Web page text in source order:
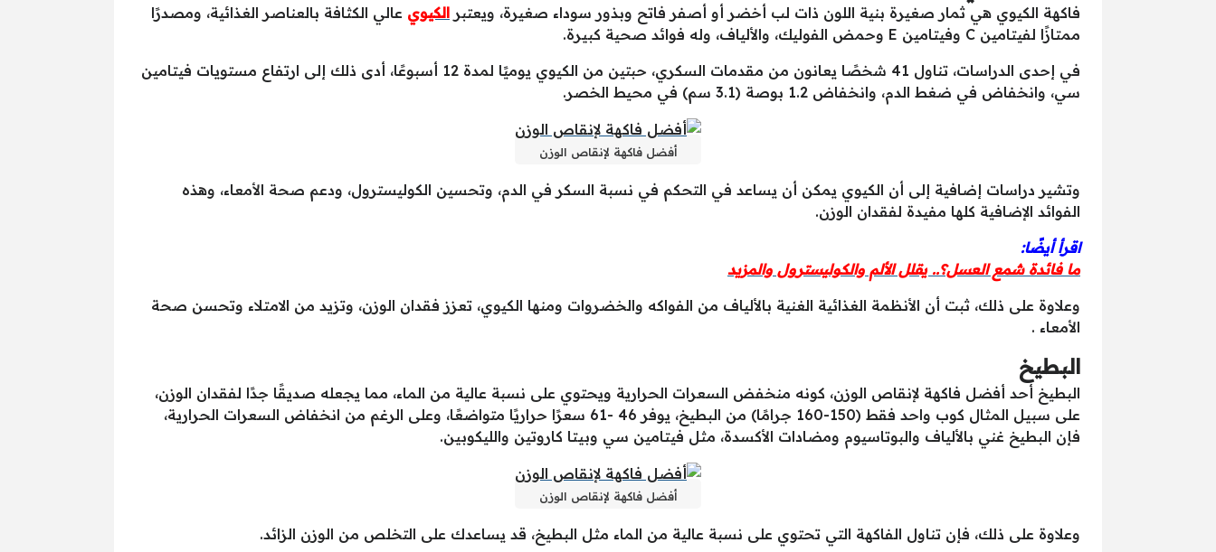
فاكهة الكيوي هي ثمار صغيرة بنية اللون ذات لب أخضر أو ​​أصفر فاتح وبذور سوداء صغيرة، ويعتبر الكيوي عالي الكثافة بالعناصر الغذائية، ومصدرًا
ممتازًا لفيتامين C وفيتامين E وحمض الفوليك، والألياف، وله فوائد صحية كبيرة.
في إحدى الدراسات، تناول 41 شخصًا يعانون من مقدمات السكري، حبتين من الكيوي يوميًا لمدة 12 أسبوعًا، أدى ذلك إلى ارتفاع مستويات فيتامين
سي، وانخفاض في ضغط الدم، وانخفاض 1.2 بوصة (3.1 سم) في محيط الخصر.
أفضل فاكهة لإنقاص الوزن
وتشير دراسات إضافية إلى أن الكيوي يمكن أن يساعد في التحكم في نسبة السكر في الدم، وتحسين الكوليسترول، ودعم صحة الأمعاء، وهذه
الفوائد الإضافية كلها مفيدة لفقدان الوزن.
اقرأ أيضًا:
ما فائدة شمع العسل؟.. يقلل الألم والكوليسترول والمزيد
وعلاوة على ذلك، ثبت أن الأنظمة الغذائية الغنية بالألياف من الفواكه والخضروات ومنها الكيوي، تعزز فقدان الوزن، وتزيد من الامتلاء وتحسن صحة
الأمعاء .
البطيخ
البطيخ أحد أفضل فاكهة لإنقاص الوزن، كونه منخفض السعرات الحرارية ويحتوي على نسبة عالية من الماء، مما يجعله صديقًا جدًا لفقدان الوزن،
على سبيل المثال كوب واحد فقط (150-160 جرامًا) من البطيخ، يوفر 46 -61 سعرًا حراريًا متواضعًا، وعلى الرغم من انخفاض السعرات الحرارية،
فإن البطيخ غني بالألياف والبوتاسيوم ومضادات الأكسدة، مثل فيتامين سي وبيتا كاروتين والليكوبين.
أفضل فاكهة لإنقاص الوزن
وعلاوة على ذلك، فإن تناول الفاكهة التي تحتوي على نسبة عالية من الماء مثل البطيخ، قد يساعدك على التخلص من الوزن الزائد.